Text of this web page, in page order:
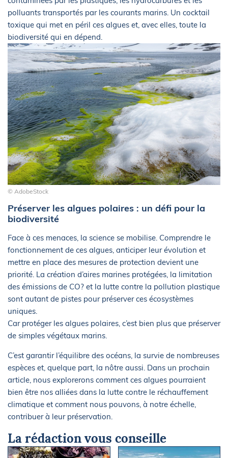
polluants transportés par les courants marins. Un cocktail
toxique qui met en péril ces algues et, avec elles, toute la
biodiversité qui en dépend.
© AdobeStock
Préserver les algues polaires : un défi pour la
biodiversité
Face à ces menaces, la science se mobilise. Comprendre le
fonctionnement de ces algues, anticiper leur évolution et
mettre en place des mesures de protection devient une
priorité. La création d’aires marines protégées, la limitation
des émissions de CO? et la lutte contre la pollution plastique
sont autant de pistes pour préserver ces écosystèmes
uniques.
Car protéger les algues polaires, c’est bien plus que préserver
de simples végétaux marins.
C’est garantir l’équilibre des océans, la survie de nombreuses
espèces et, quelque part, la nôtre aussi. Dans un prochain
article, nous explorerons comment ces algues pourraient
bien être nos alliées dans la lutte contre le réchauffement
climatique et comment nous pouvons, à notre échelle,
contribuer à leur préservation.
La rédaction vous conseille